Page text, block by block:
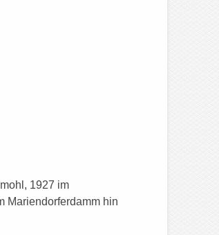
1927 im
Mariendorferdamm hin